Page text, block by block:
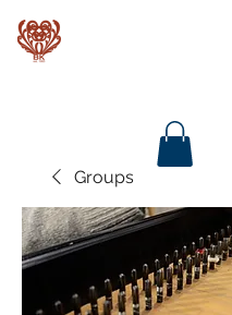
Groups